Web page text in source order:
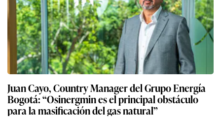
Juan Cayo, Country Manager del Grupo Energía
Bogotá: “Osinergmin es el principal obstáculo
para la masificación del gas natural”